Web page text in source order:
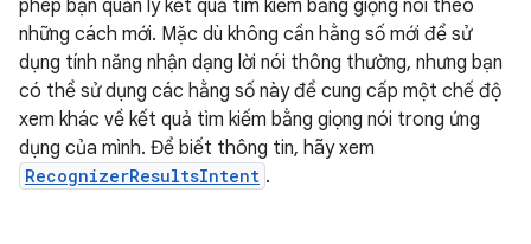
phép bạn quản lý kết quả tìm kiếm bằng giọng nói theo
những cách mới. Mặc dù không cần hằng số mới để sử
dụng tính năng nhận dạng lời nói thông thường, nhưng bạn
có thể sử dụng các hằng số này để cung cấp một chế độ
xem khác về kết quả tìm kiếm bằng giọng nói trong ứng
dụng của mình. Để biết thông tin, hãy xem
RecognizerResultsIntent .